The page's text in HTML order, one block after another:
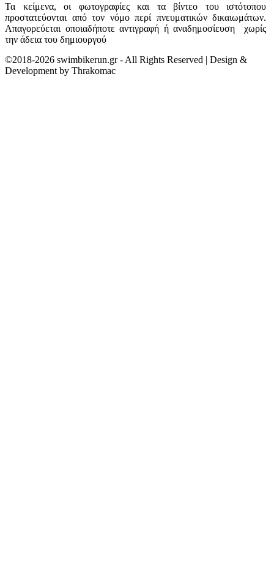
Τα κείμενα, οι φωτογραφίες και τα βίντεο του ιστότοπου
προστατεύονται από τον νόμο περί πνευματικών δικαιωμάτων.
Απαγορεύεται οποιαδήποτε αντιγραφή ή αναδημοσίευση χωρίς
την άδεια του δημιουργού
©2018-2026 swimbikerun.gr - All Rights Reserved | Design &
Development by Thrakomac